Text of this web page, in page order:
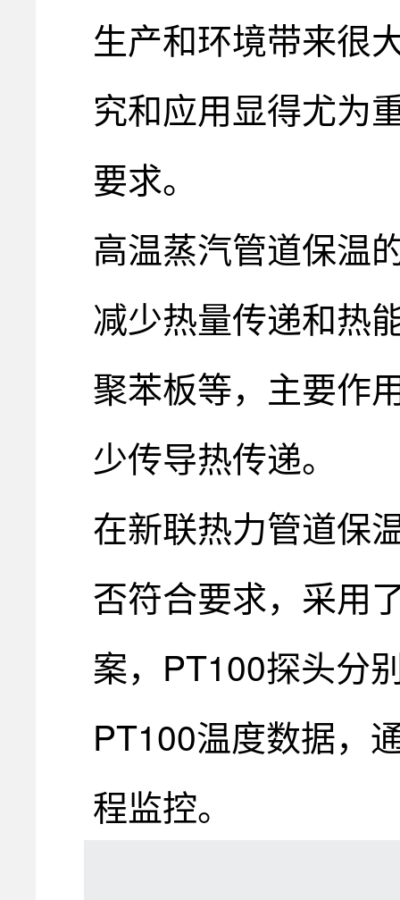
生产和环境带来很
究和应用显得尤为
要求。
高温蒸汽管道保温
减少热量传递和热
聚苯板等，主要作
少传导热传递。
在新联热力管道保
否符合要求，采用
案，PT100探头分
PT100温度数据，
程监控。